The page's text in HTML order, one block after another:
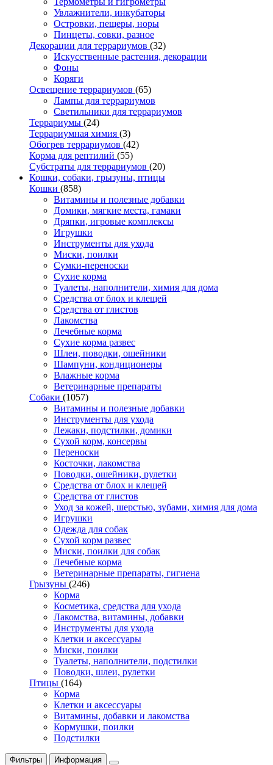
Увлажнители, инкубаторы
Островки, пещеры, норы
Пинцеты, совки, разное
Декорации для террариумов (32)
Искусственные растения, декорации
Фоны
Коряги
Освещение террариумов (65)
Лампы для террариумов
Светильники для террариумов
Террариумы (24)
Террариумная химия (3)
Обогрев террариумов (42)
Корма для рептилий (55)
Субстраты для террариумов (20)
Кошки, собаки, грызуны, птицы
Кошки (858)
Витамины и полезные добавки
Домики, мягкие места, гамаки
Дряпки, игровые комплексы
Игрушки
Инструменты для ухода
Миски, поилки
Сумки-переноски
Сухие корма
Туалеты, наполнители, химия для дома
Средства от блох и клещей
Средства от глистов
Лакомства
Лечебные корма
Сухие корма развес
Шлеи, поводки, ошейники
Шампуни, кондиционеры
Влажные корма
Ветеринарные препараты
Собаки (1057)
Витамины и полезные добавки
Инструменты для ухода
Лежаки, подстилки, домики
Сухой корм, консервы
Переноски
Косточки, лакомства
Поводки, ошейники, рулетки
Средства от блох и клещей
Средства от глистов
Уход за кожей, шерстью, зубами, химия для дома
Игрушки
Одежда для собак
Сухой корм развес
Миски, поилки для собак
Лечебные корма
Ветеринарные препараты, гигиена
Грызуны (246)
Корма
Косметика, средства для ухода
Лакомства, витамины, добавки
Инструменты для ухода
Клетки и аксессуары
Миски, поилки
Туалеты, наполнители, подстилки
Поводки, шлеи, рулетки
Птицы (164)
Корма
Клетки и аксессуары
Витамины, добавки и лакомства
Кормушки, поилки
Подстилки
Фильтры Информация